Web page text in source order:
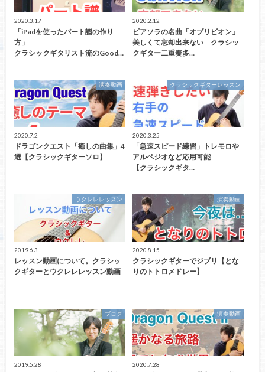
2020.3.17
「iPadを使ったパート譜の作り
方」
クラシックギタリスト流のGood…
2020.2.12
ピアソラの名曲「オブリビオン」
美しくて忘却出来ない クラシッ
クギター二重奏多…
演奏動画
2020.7.2
ドラゴンクエスト「癒しの曲集」4
選【クラシックギターソロ】
クラシックギターレッスン
2020.3.25
「急速スピード練習」トレモロや
アルペジオなど応用可能
【クラシックギタ…
ウクレレレッスン
2019.6.3
レッスン動画について。クラシッ
クギターとウクレレレッスン動画
演奏動画
2020.8.15
クラシックギターでジブリ【とな
りのトトロメドレー】
ブログ
2019.5.28
演奏動画
2020.7.28